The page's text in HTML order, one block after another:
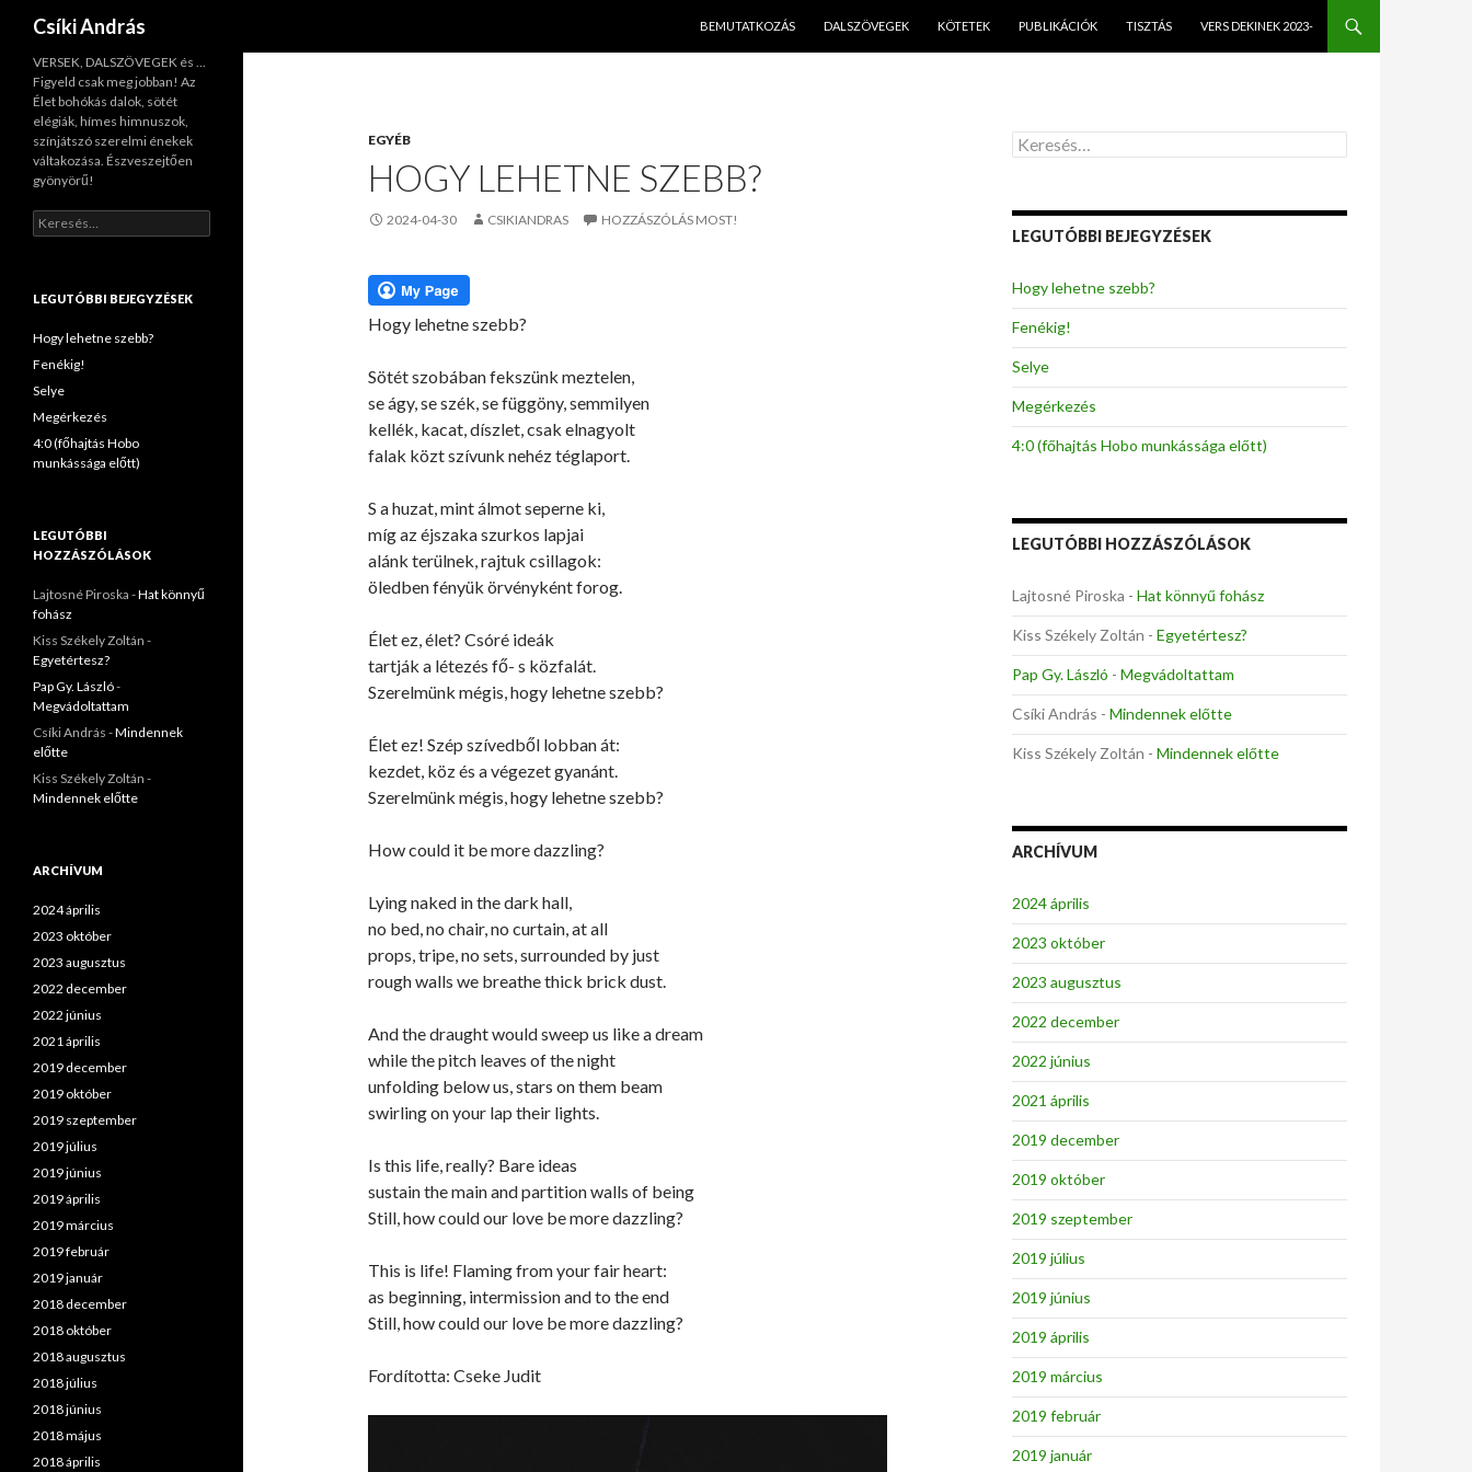
Csíki András
BEMUTATKOZÁS
DALSZÖVEGEK KÖTETEK PUBLIKÁCIÓK TISZTÁS VERS DEKINEK 2023-
EGYÉB
HOGY LEHETNE SZEBB?
2024-04-30 CSIKIANDRAS HOZZÁSZÓLÁS MOST!
Hogy lehetne szebb?
Sötét szobában fekszünk meztelen,
se ágy, se szék, se függöny, semmilyen
kellék, kacat, díszlet, csak elnagyolt
falak közt szívunk nehéz téglaport.
S a huzat, mint álmot seperne ki,
míg az éjszaka szurkos lapjai
alánk terülnek, rajtuk csillagok:
öledben fényük örvényként forog.
Élet ez, élet? Csóré ideák
tartják a létezés fő- s közfalát.
Szerelmünk mégis, hogy lehetne szebb?
Élet ez! Szép szívedből lobban át:
kezdet, köz és a végezet gyanánt.
Szerelmünk mégis, hogy lehetne szebb?
How could it be more dazzling?
Lying naked in the dark hall,
no bed, no chair, no curtain, at all
props, tripe, no sets, surrounded by just
rough walls we breathe thick brick dust.
And the draught would sweep us like a dream
while the pitch leaves of the night
unfolding below us, stars on them beam
swirling on your lap their lights.
Is this life, really? Bare ideas
sustain the main and partition walls of being
Still, how could our love be more dazzling?
This is life! Flaming from your fair heart:
as beginning, intermission and to the end
Still, how could our love be more dazzling?
Fordította: Cseke Judit
K
e
s
é
:
LEGUTÓBBI BEJEGYZÉSEK
Hogy lehetne szebb?
Fenékig!
Selye
Megérkezés
4:0 (főhajtás Hobo munkássága előtt)
LEGUTÓBBI HOZZÁSZÓLÁSOK
Lajtosné Piroska - Hat könnyű fohász
Kiss Székely Zoltán - Egyetértesz?
Pap Gy. László - Megvádoltattam
Csíki András - Mindennek előtte
Kiss Székely Zoltán - Mindennek előtte
ARCHÍVUM
2024 április
2023 október
2023 augusztus
2022 december
2022 június
2021 április
2019 december
2019 október
2019 szeptember
2019 július
2019 június
2019 április
2019 március
2019 február
2019 január
VERSEK, DALSZÖVEGEK és …
Figyeld csak meg jobban! Az
Élet bohókás dalok, sötét
elégiák, hímes himnuszok,
színjátszó szerelmi énekek
váltakozása. Észveszejtően
gyönyörű!
K
e
s
s
:
LEGUTÓBBI BEJEGYZÉSEK
Hogy lehetne szebb?
Fenékig!
Selye
Megérkezés
4:0 (főhajtás Hobo
munkássága előtt)
LEGUTÓBBI
HOZZÁSZÓLÁSOK
Lajtosné Piroska -Hat könnyű
fohász
Kiss Székely Zoltán -
Egyetértesz?
Pap Gy. László-
Megvádoltattam
Csíki András -Mindennek
előtte
Kiss Székely Zoltán -
Mindennek előtte
ARCHÍVUM
2024 április
2023 október
2023 augusztus
2022 december
2022 június
2021 április
2019 december
2019 október
2019 szeptember
2019 július
2019 június
2019 április
2019 március
2019 február
2019 január
2018 december
2018 október
2018 augusztus
2018 július
2018 június
2018 május
2018 április